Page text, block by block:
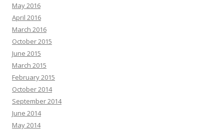
May 2016
April 2016
March 2016
October 2015
June 2015
March 2015
February 2015
October 2014
September 2014
June 2014
May 2014